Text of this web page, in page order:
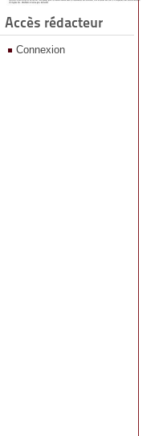
Accès rédacteur
Connexion